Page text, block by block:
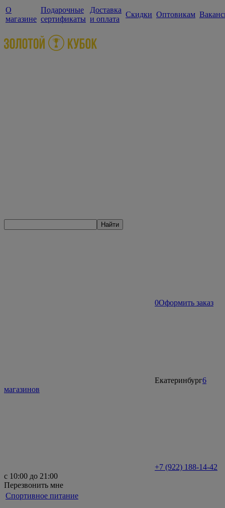
О
магазине
Подарочные
сертификаты
Доставка
и оплата
Скидки Оптовикам
Найти
0Оформить заказ
Екатеринбург6
магазинов
+7 (922) 188-14-42
с 10:00 до 21:00
Перезвонить мне
Спортивное питание